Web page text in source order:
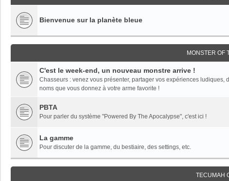
Bienvenue sur la planète bleue
MONSTER OF
C'est le week-end, un nouveau monstre arrive !
Chasseurs : venez vous présenter, partager vos expériences
noms que vous donnez à votre arme favorite !
PBTA
Pour parler du système "Powered By The Apocalypse", c'est ici !
La gamme
Pour discuter de la gamme, du bestiaire, des settings, etc.
TECUMAH